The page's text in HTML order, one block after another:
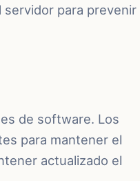
servidor para prevenir
de software. Los
para mantener el
actualizado el